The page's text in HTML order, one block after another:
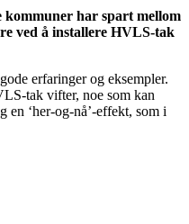
kommuner har spart mellom
ved å installere HVLS-tak
erfaringer og eksempler.
tak vifter, noe som kan
en ‘her-og-nå’-effekt, som i